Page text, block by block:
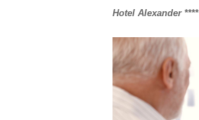
Hotel Alexander ****